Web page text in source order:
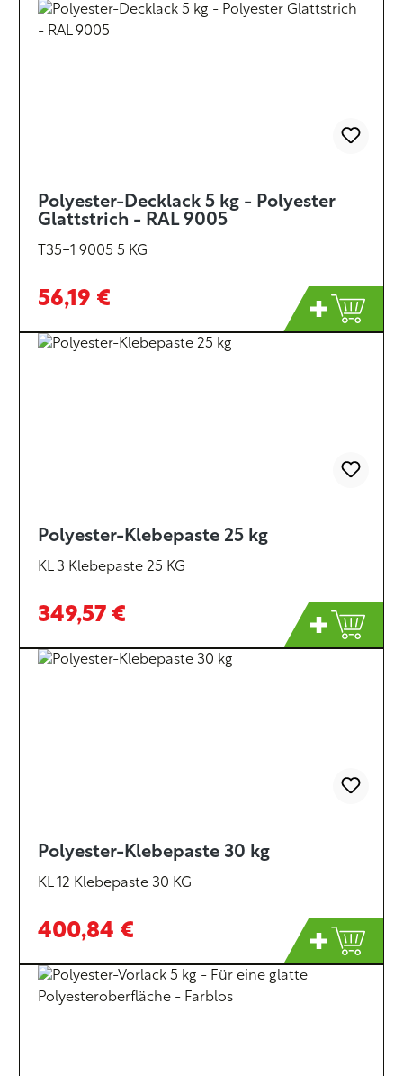
Polyester-Decklack 5 kg - Polyester
Glattstrich - RAL 9005
T35-1 9005 5 KG
56,19 €
Polyester-Klebepaste 25 kg
KL 3 Klebepaste 25 KG
349,57 €
Polyester-Klebepaste 30 kg
KL 12 Klebepaste 30 KG
400,84 €